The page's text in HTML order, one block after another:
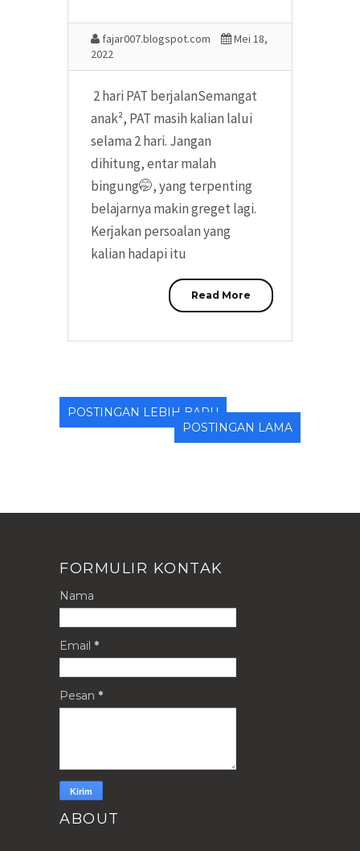
fajar007.blogspot.com
Mei 18,
2022
2 hari PAT berjalanSemangat
anak², PAT masih kalian lalui
selama 2 hari. Jangan
dihitung, entar malah
bingung🤭, yang terpenting
belajarnya makin greget lagi.
Kerjakan persoalan yang
kalian hadapi itu
Read More
POSTINGAN LEBIH BARU
POSTINGAN LAMA
FORMULIR KONTAK
Nama
Email *
Pesan *
ABOUT